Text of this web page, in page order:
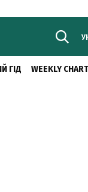
ГІД WEEKLY